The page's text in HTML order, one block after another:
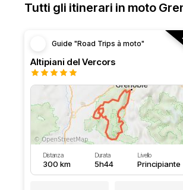
Tutti gli itinerari in moto
Guide "Road Trips à moto"
Altipiani del Vercors
Distanza
300 km
Durata
5h44
Livello
Principiante